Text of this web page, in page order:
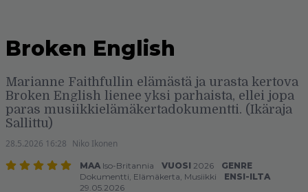
Broken English
Marianne Faithfullin elämästä ja urasta kertova
Broken English lienee yksi parhaista, ellei jopa
paras musiikkielämäkertadokumentti. (Ikäraja
Sallittu)
28.5.2026 16:28 Niko Ikonen
MAA Iso-Britannia VUOSI 2026
GENRE
Dokumentti Elämäkerta Musiikki
ENSI-ILTA
29.05.2026